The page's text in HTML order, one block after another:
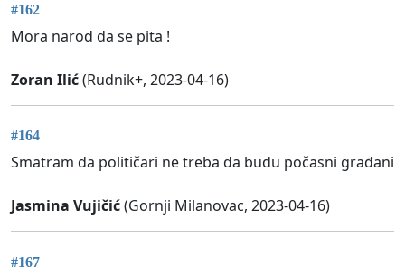
#162
Mora narod da se pita !
Zoran Ilić(Rudnik+, 2023-04-16)
#164
Smatram da političari ne treba da budu počasni građani
Jasmina Vujičić(Gornji Milanovac, 2023-04-16)
#167